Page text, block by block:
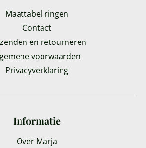
Maattabel ringen
Contact
en retourneren
voorwaarden
Privacyverklaring
Informatie
Over Marja